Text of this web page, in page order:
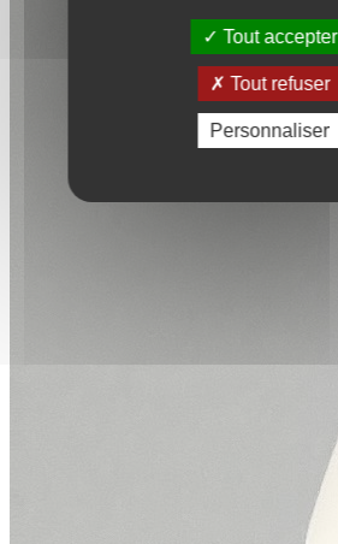
Tout accepter
Tout refuser
Personnaliser